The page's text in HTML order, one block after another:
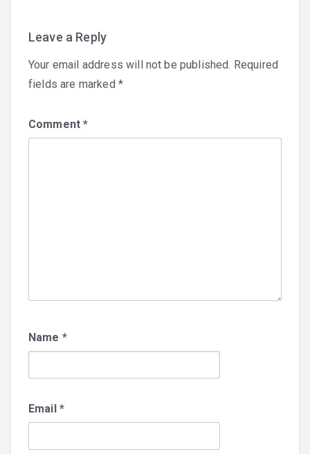
Leave a Reply
Your email address will not be published. Required
fields are marked *
Comment*
Name *
Email *